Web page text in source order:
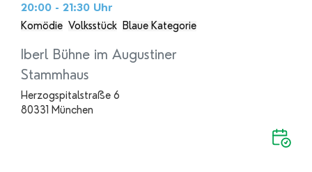
20:00 - 21:30 Uhr
Komödie Volksstück Blaue Kategorie
Iberl Bühne im Augustiner
Stammhaus
Herzogspitalstraße 6
80331 München